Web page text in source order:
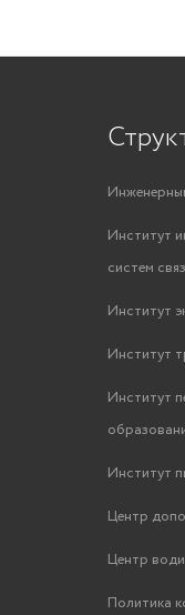
Институт
систем
Институт
Институт
Институт
Институт
Центр
Центр
Политика